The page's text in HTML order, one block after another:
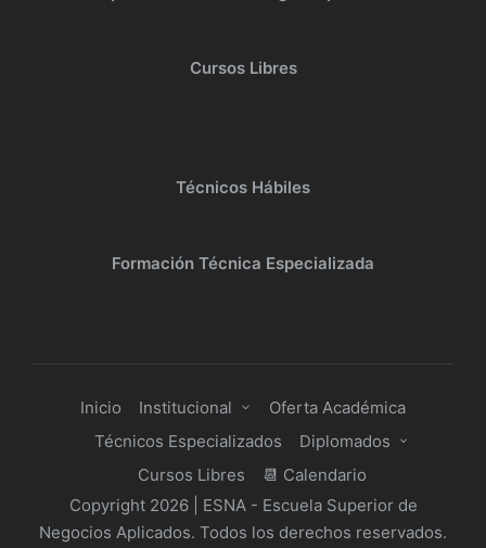
Cursos Libres
Técnicos Hábiles
Formación Técnica Especializada
Inicio Institucional
Oferta Académica
Técnicos Especializados
Diplomados
Cursos Libres
📆 Calendario
Copyright 2026 | ESNA - Escuela Superior de
Negocios Aplicados. Todos los derechos reservados.